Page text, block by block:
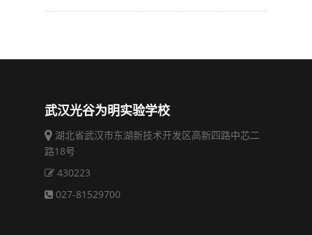
武汉光谷为明实验学校
湖北省武汉市东湖新技术开发区高新四路中芯二
路18号
430223
027-81529700